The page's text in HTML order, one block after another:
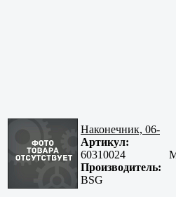
Наконечник, 06-
Артикул:
60310024
Производитель:
BSG